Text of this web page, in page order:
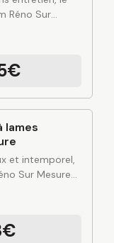
Réno Sur
durable
votre
finitions…
lames
et intemporel,
Sur Mesure
façade tout
et la protection